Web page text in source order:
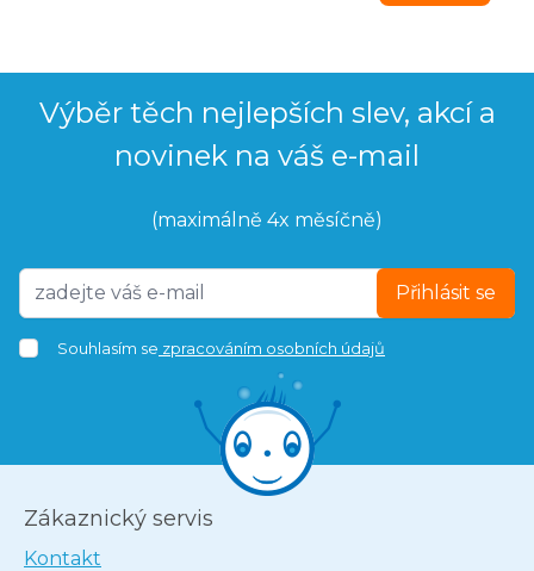
Výběr těch nejlepších slev, akcí a
novinek na váš e-mail
(maximálně 4x měsíčně)
Přihlásit se
Souhlasím se zpracováním osobních údajů
Zákaznický servis
Kontakt